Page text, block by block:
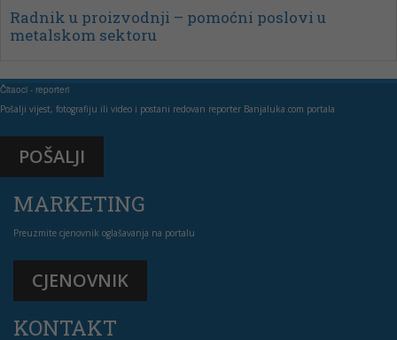
Spremačica
Više pozicija
Vozač – Dostavljač
Skladišni radnik – magacioner
Čitaoci - reporteri
Pošalji vijest, fotografiju ili video i postani redovan reporter Banjaluka.com portala
POŠALJI
MARKETING
Preuzmite cjenovnik oglašavanja na portalu
CJENOVNIK
KONTAKT